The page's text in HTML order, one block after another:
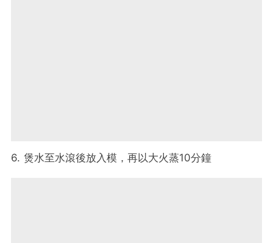
6. 煲水至水滾後放入模，再以大火蒸10分鐘